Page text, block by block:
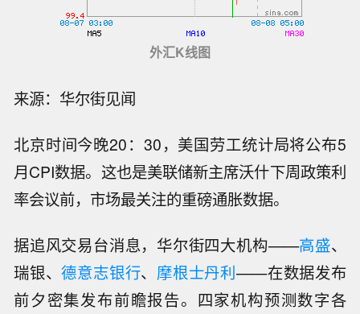
外汇K线图
来源：华尔街见闻
北京时间今晚20：30，美国劳工统计局将公布5
月CPI数据。这也是美联储新主席沃什下周政策利
率会议前，市场最关注的重磅通胀数据。
据追风交易台消息，华尔街四大机构——高盛、
瑞银、德意志银行、 摩根士丹利——在数据发布
前夕密集发布前瞻报告。四家机构预测数字各